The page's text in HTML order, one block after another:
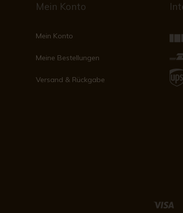
Mein Konto
Mein Konto
Meine Bestellungen
Versand & Rückgabe